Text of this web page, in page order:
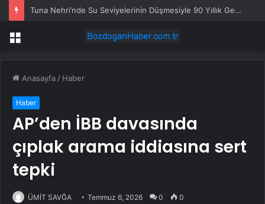
Tuna Nehri’nde Su Seviyelerinin Düşmesiyle 90 Yıllık Gemi Enkazı Su Yüzüne Çıktı
Menü
Anasayfa / Haber
Haber
AP’den İBB davasında
çıplak arama iddiasına sert
tepki
ÜMİT SAVĞA Temmuz 6, 2026 0 0